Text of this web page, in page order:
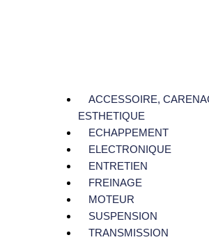
ACCESSOIRE,
ESTHETIQUE
ECHAPPEMENT
ELECTRONIQUE
ENTRETIEN
FREINAGE
MOTEUR
SUSPENSION
TRANSMISSION